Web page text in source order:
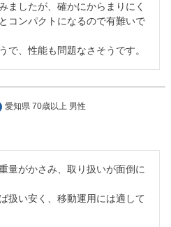
ましたが、確かにからまりにく
コンパクトになるので有難いで
で、性能も問題なさそうです。
愛知県 70歳以上 男性
量がかさみ、取り扱いが面倒に
扱い安く、移動運用には適して